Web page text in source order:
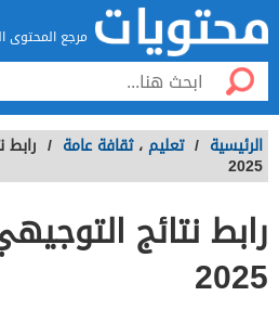
مرجع المحتوى
الرئيسية / تعليم ، ثقافة عامة / رابط
2025
رابط نتائج
2025